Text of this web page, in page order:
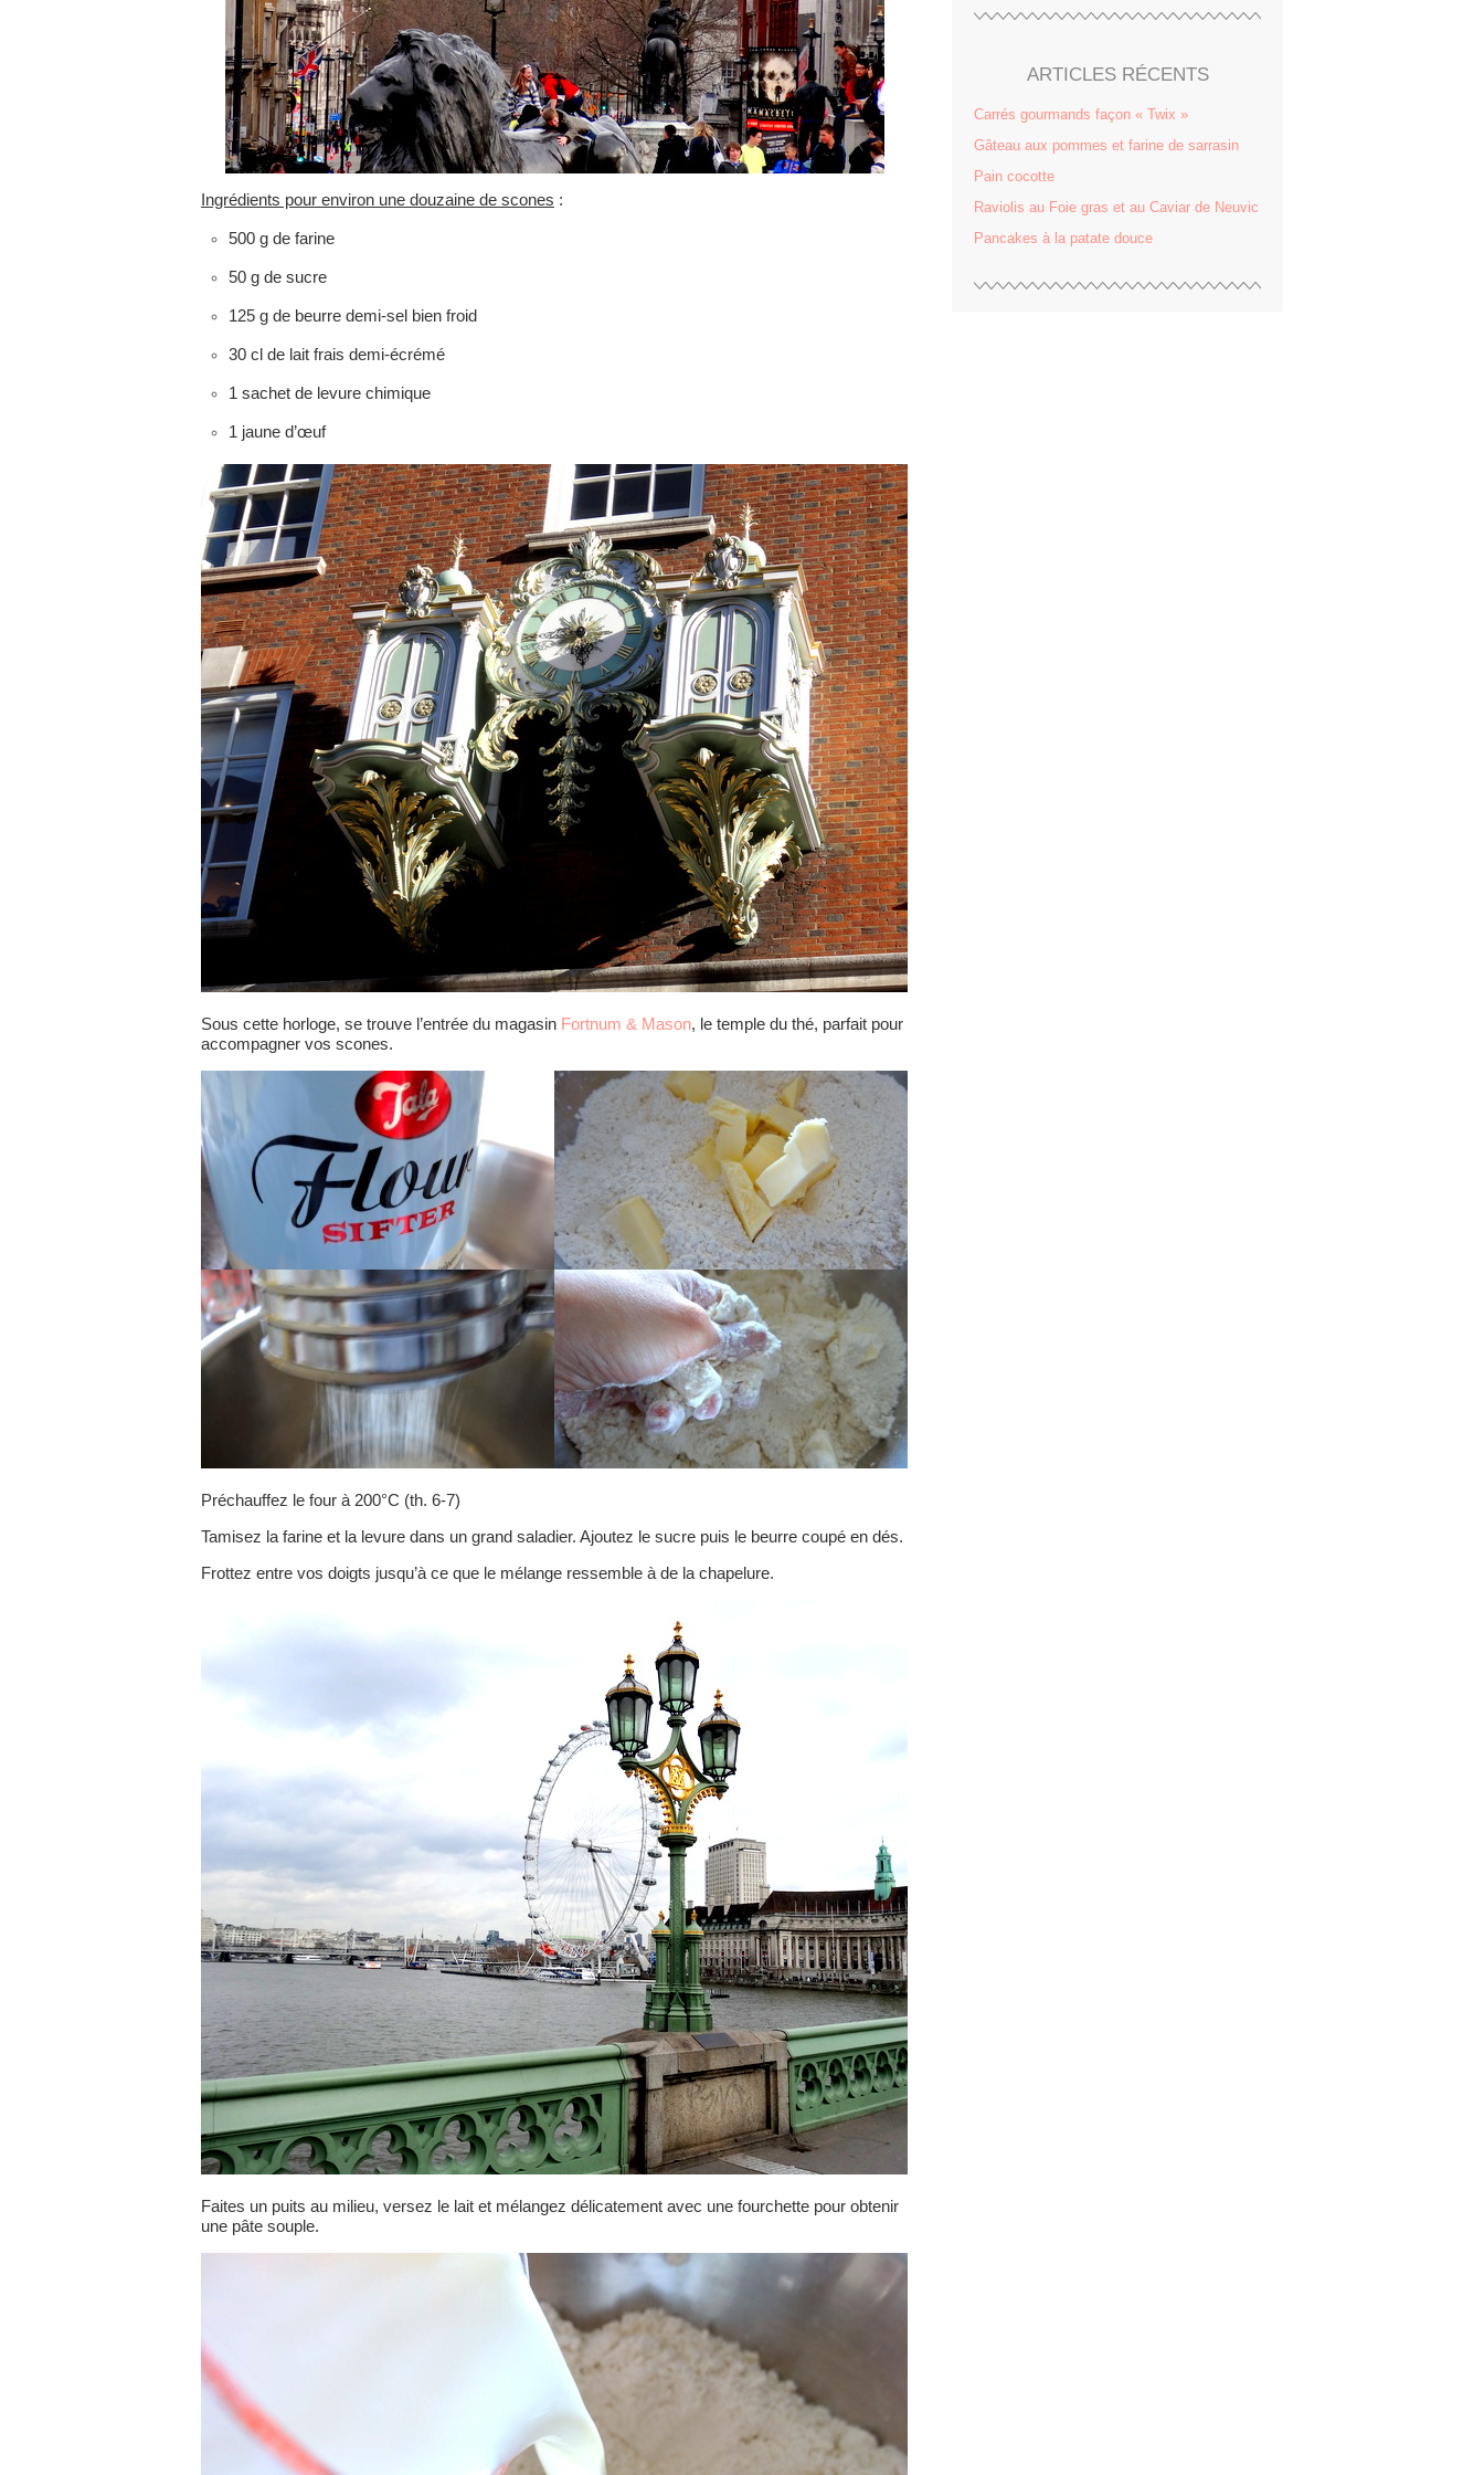
Ingrédients pour environ une douzaine de scones :
500 g de farine
50 g de sucre
125 g de beurre demi-sel bien froid
30 cl de lait frais demi-écrémé
1 sachet de levure chimique
1 jaune d’œuf
Sous cette horloge, se trouve l’entrée du magasin Fortnum & Mason, le temple du thé, parfait pour
accompagner vos scones.
Préchauffez le four à 200°C (th. 6-7)
Tamisez la farine et la levure dans un grand saladier. Ajoutez le sucre puis le beurre coupé en dés.
Frottez entre vos doigts jusqu’à ce que le mélange ressemble à de la chapelure.
Faites un puits au milieu, versez le lait et mélangez délicatement avec une fourchette pour obtenir
une pâte souple.
ARTICLES RÉCENTS
Carrés gourmands façon « Twix »
Gâteau aux pommes et farine de sarrasin
Pain cocotte
Raviolis au Foie gras et au Caviar de Neuvic
Pancakes à la patate douce